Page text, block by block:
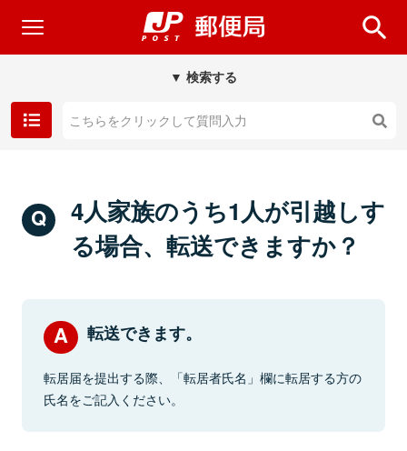
▼ 検索する
4人家族のうち1人が引越しす
る場合、転送できますか？
転送できます。
転居届を提出する際、「転居者氏名」欄に転居する方の
氏名をご記入ください。